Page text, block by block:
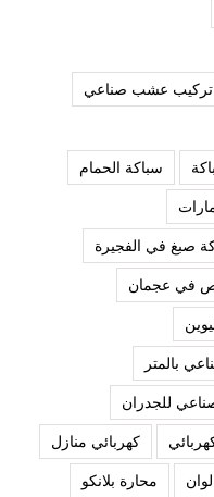
تركيب عشب صناعي
سباكة الحمام
صبغ في الفجيرة
في عجمان
بالمتر
للجدران
كهربائي منازل
محارة بلانكو